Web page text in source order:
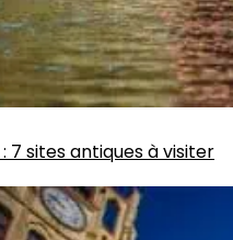
: 7 sites antiques à visiter